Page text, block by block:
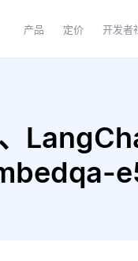
产品 定价 开发者